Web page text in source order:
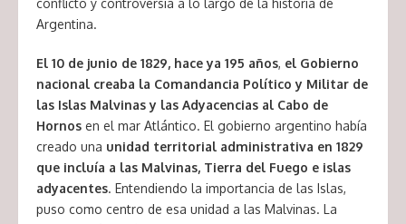
conflicto y controversia a lo largo de la historia de
Argentina.
El 10 de junio de 1829, hace ya 195 años, el Gobierno
nacional creaba la Comandancia Político y Militar de
las Islas Malvinas y las Adyacencias al Cabo de
Hornos en el mar Atlántico. El gobierno argentino había
creado una unidad territorial administrativa en 1829
que incluía a las Malvinas, Tierra del Fuego e islas
adyacentes. Entendiendo la importancia de las Islas,
puso como centro de esa unidad a las Malvinas. La